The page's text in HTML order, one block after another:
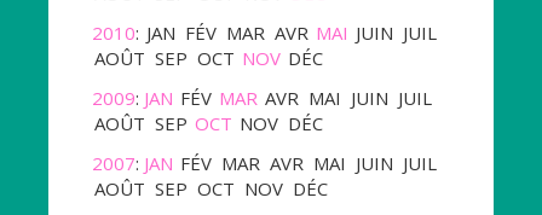
2010: JAN FÉV MAR AVR MAI JUIN JUIL
AOÛT SEP OCT NOV DÉC
2009: JAN FÉV MAR AVR MAI JUIN JUIL
AOÛT SEP OCT NOV DÉC
2007: JAN FÉV MAR AVR MAI JUIN JUIL
AOÛT SEP OCT NOV DÉC